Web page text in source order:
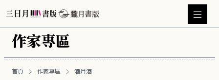
作家專區
首頁 作家專區 酒月酒